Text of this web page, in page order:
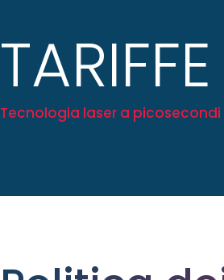
TARIFFE
Tecnologia laser a